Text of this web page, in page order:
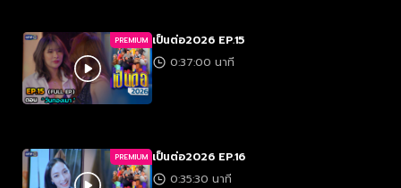
PREMIUM เป็นต่อ2026 EP.15
0:37:00 นาที
PREMIUM เป็นต่อ2026 EP.16
0:35:30 นาที